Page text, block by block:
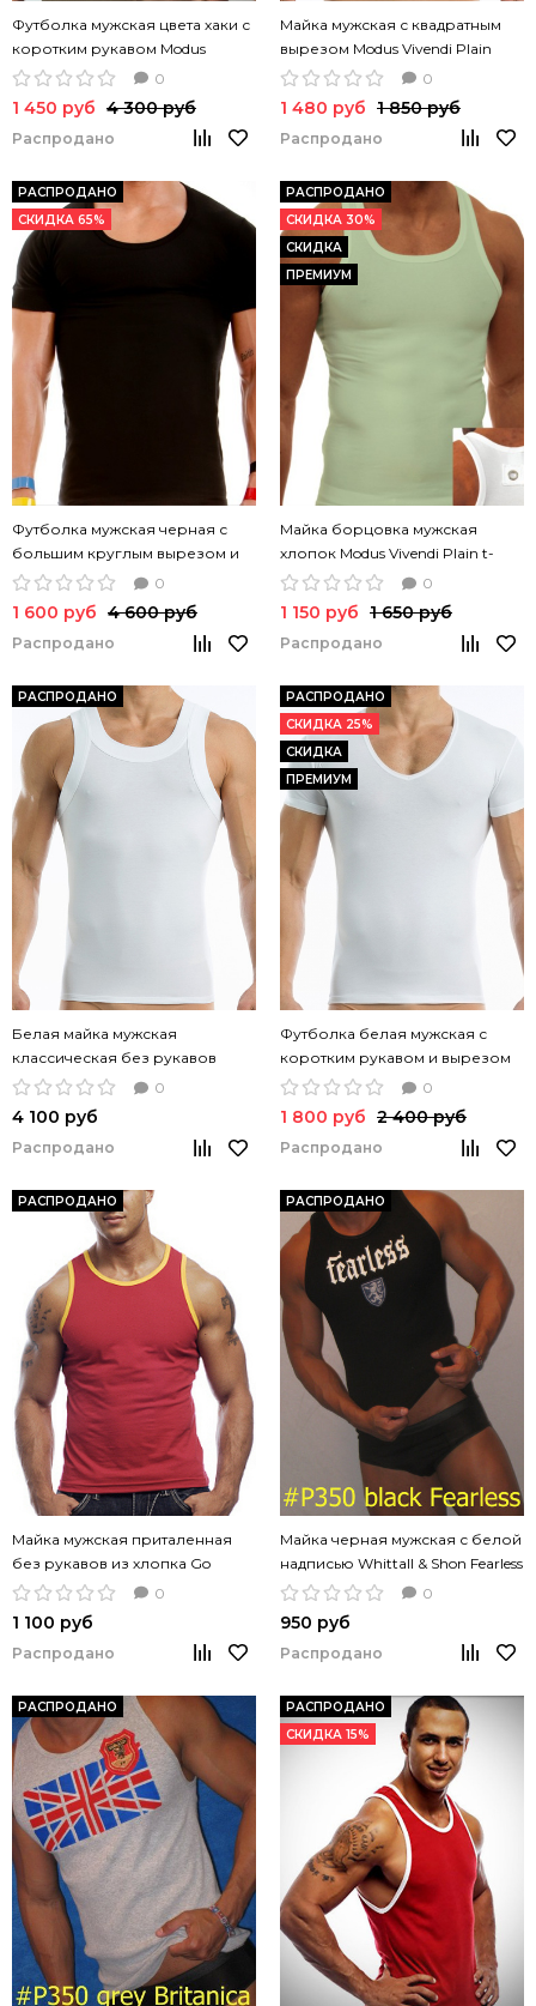
Футболка мужская цвета хаки с
коротким рукавом Modus
Vivendi Аrmy t-shirt хлопок
0
1 450 руб 4 300 руб
Распродано
Майка мужская с квадратным
вырезом Modus Vivendi Plain
черный цвет
0
1 480 руб 1 850 руб
Распродано
РАСПРОДАНО
СКИДКА 65%
Футболка мужская черная с
большим круглым вырезом и
коротким рукавом ModusVivendi
Fetish O-shirt стрейч
0
1 600 руб 4 600 руб
Распродано
РАСПРОДАНО
СКИДКА 30%
СКИДКА
ПРЕМИУМ
Майка борцовка мужская
хлопок Modus Vivendi Plain t-
back зеленый цвет 0
1 150 руб 1 650 руб
Распродано
РАСПРОДАНО
Белая майка мужская
классическая без рукавов
Modus Vivendi Pure хлопок
0
4 100 руб
Распродано
РАСПРОДАНО
СКИДКА 25%
СКИДКА
ПРЕМИУМ
Футболка белая мужская с
коротким рукавом и вырезом
Plain V однотонная0
1 800 руб 2 400 руб
Распродано
РАСПРОДАНО
Майка мужская приталенная
без рукавов из хлопка Go
Softwear Classic Tank Top
красный цвет
0
1 100 руб
Распродано
РАСПРОДАНО
Майка черная мужская с белой
надписью Whittall & Shon Fearless
0
950 руб
Распродано
РАСПРОДАНО
РАСПРОДАНО
СКИДКА 15%